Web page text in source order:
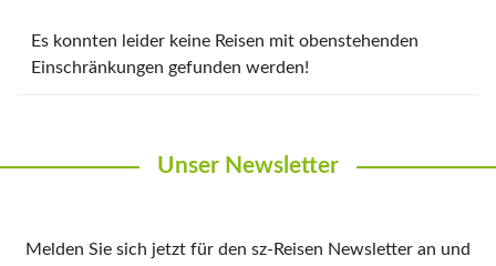
Es konnten leider keine Reisen mit obenstehenden
Einschränkungen gefunden werden!
Unser Newsletter
Melden Sie sich jetzt für den sz-Reisen Newsletter an und